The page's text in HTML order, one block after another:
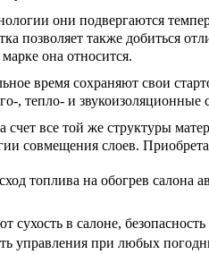
они подвергаются
позволяет также добиться
она относится.
время сохраняют свои
, тепло- и
счет все той же структуры
совмещения слоев.
топлива на обогрев салона
сухость в салоне, безопасность
управления при любых